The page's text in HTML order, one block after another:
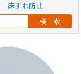
床ずれ防止
検 索